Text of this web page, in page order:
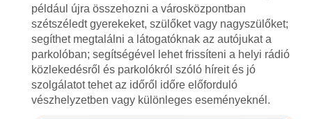
például újra összehozni a városközpontban
szétszéledt gyerekeket, szülőket vagy nagyszülőket;
segíthet megtalálni a látogatóknak az autójukat a
parkolóban; segítségével lehet frissíteni a helyi rádió
közlekedésről és parkolókról szóló híreit és jó
szolgálatot tehet az időről időre előforduló
vészhelyzetben vagy különleges eseményeknél.